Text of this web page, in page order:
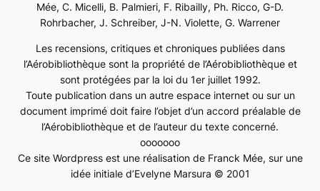
Mée, C. Micelli, B. Palmieri, F. Ribailly, Ph. Ricco, G-D.
Rohrbacher, J. Schreiber, J-N. Violette, G. Warrener
Les recensions, critiques et chroniques publiées dans
l’Aérobibliothèque sont la propriété de l’Aérobibliothèque et
sont protégées par la loi du 1er juillet 1992.
Toute publication dans un autre espace internet ou sur un
document imprimé doit faire l’objet d’un accord préalable de
l’Aérobibliothèque et de l’auteur du texte concerné.
ooooooo
Ce site Wordpress est une réalisation de Franck Mée, sur une
idée initiale d’Evelyne Marsura © 2001